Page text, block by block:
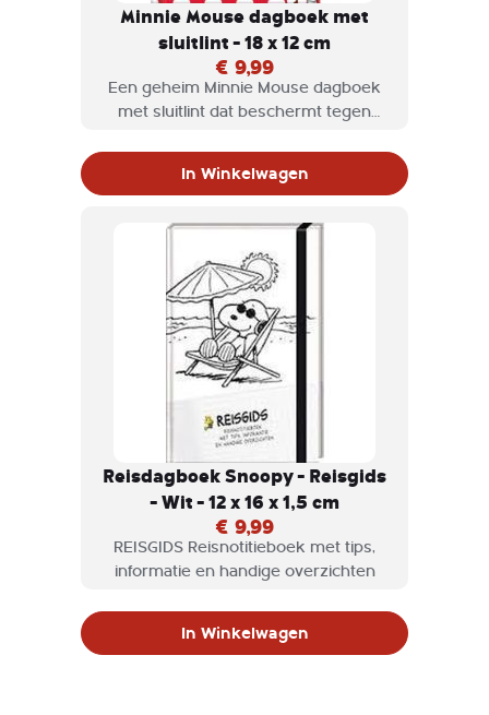
Minnie Mouse dagboek met
sluitlint - 18 x 12 cm
€ 9,99
Een geheim Minnie Mouse dagboek
met sluitlint dat beschermt tegen
daarnaast schrijf je je dromen,
eigen dagboek.
In Winkelwagen
Reisdagboek Snoopy - Reisgids
- Wit - 12 x 16 x 1,5 cm
€ 9,99
REISGIDS Reisnotitieboek met tips,
informatie en handige overzichten
In Winkelwagen